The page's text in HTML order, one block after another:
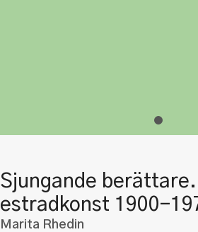
Sjungande berättare.
estradkonst 1900-
Marita Rhedin